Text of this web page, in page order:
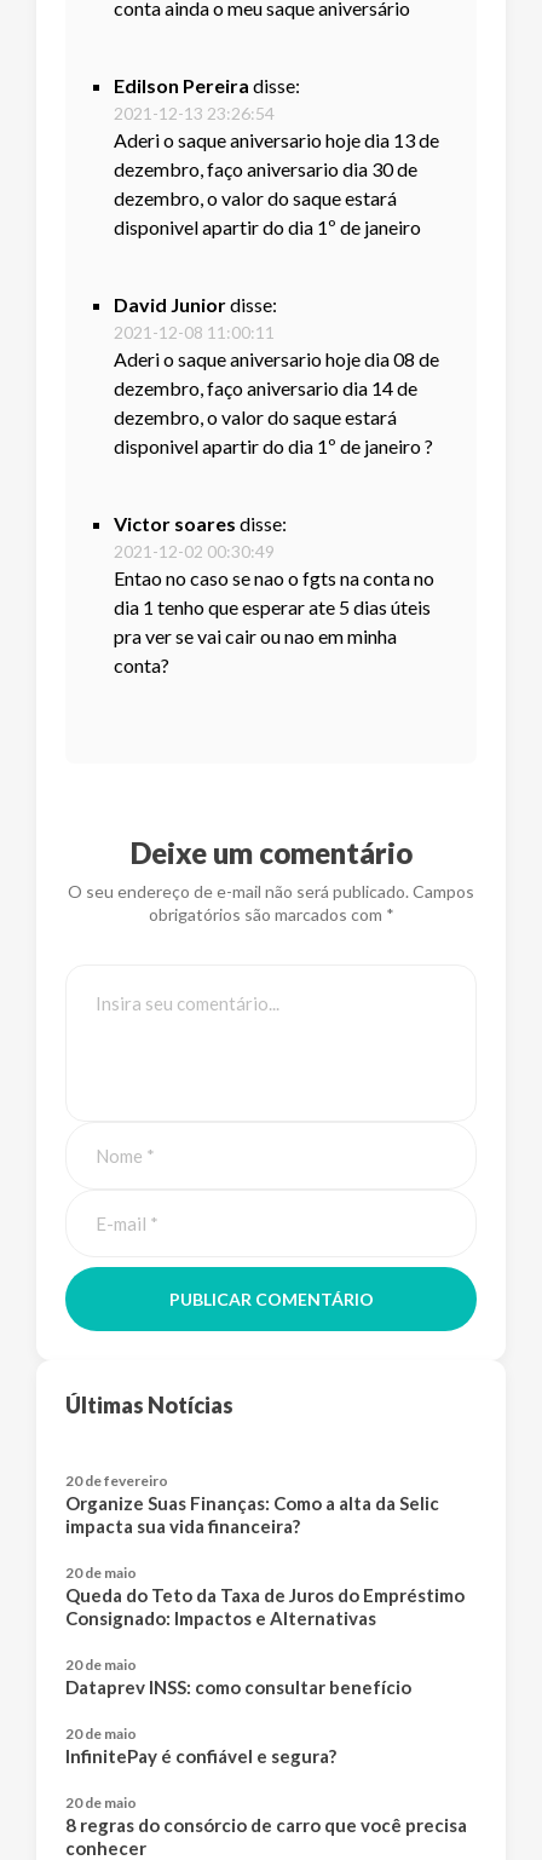
conta ainda o meu saque aniversário
Edilson Pereira disse:
2021-12-13 23:26:54
Aderi o saque aniversario hoje dia 13 de
dezembro, faço aniversario dia 30 de
dezembro, o valor do saque estará
disponivel apartir do dia 1º de janeiro
David Juniordisse:
2021-12-08 11:00:11
Aderi o saque aniversario hoje dia 08 de
dezembro, faço aniversario dia 14 de
dezembro, o valor do saque estará
disponivel apartir do dia 1º de janeiro ?
Victor soares disse:
2021-12-02 00:30:49
Entao no caso se nao o fgts na conta no
dia 1 tenho que esperar ate 5 dias úteis
pra ver se vai cair ou nao em minha
conta?
Deixe um comentário
O seu endereço de e-mail não será publicado. Campos
obrigatórios são marcados com *
PUBLICAR COMENTÁRIO
Últimas Notícias
20 de fevereiro
Organize Suas Finanças: Como a alta da Selic
impacta sua vida financeira?
20 de maio
Queda do Teto da Taxa de Juros do Empréstimo
Consignado: Impactos e Alternativas
20 de maio
Dataprev INSS: como consultar benefício
20 de maio
InfinitePay é confiável e segura?
20 de maio
8 regras do consórcio de carro que você precisa
conhecer